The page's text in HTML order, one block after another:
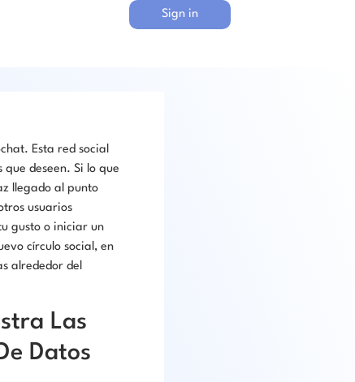
Sign in
Esta red social
deseen. Si lo que
llegado al punto
usuarios
gusto o iniciar un
círculo social, en
alrededor del
Las
Datos